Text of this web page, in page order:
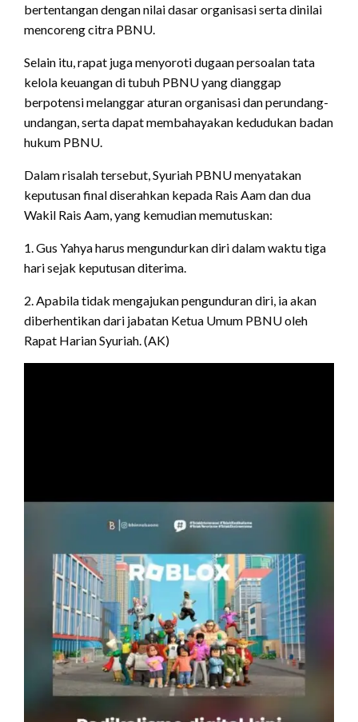
bertentangan dengan nilai dasar organisasi serta dinilai
mencoreng citra PBNU.
Selain itu, rapat juga menyoroti dugaan persoalan tata
kelola keuangan di tubuh PBNU yang dianggap
berpotensi melanggar aturan organisasi dan perundang-
undangan, serta dapat membahayakan kedudukan badan
hukum PBNU.
Dalam risalah tersebut, Syuriah PBNU menyatakan
keputusan final diserahkan kepada Rais Aam dan dua
Wakil Rais Aam, yang kemudian memutuskan:
1. Gus Yahya harus mengundurkan diri dalam waktu tiga
hari sejak keputusan diterima.
2. Apabila tidak mengajukan pengunduran diri, ia akan
diberhentikan dari jabatan Ketua Umum PBNU oleh
Rapat Harian Syuriah. (AK)